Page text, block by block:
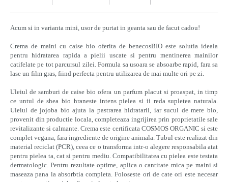
Acum si in varianta mini, usor de purtat in geanta sau de facut cadou!
Crema de maini cu caise bio oferita de benecosBIO este solutia ideala
pentru hidratarea rapida a pielii uscate si pentru mentinerea mainilor
catifelate pe tot parcursul zilei. Formula sa usoara se absoarbe rapid, fara sa
lase un film gras, fiind perfecta pentru utilizarea de mai multe ori pe zi.
Uleiul de samburi de caise bio ofera un parfum placut si proaspat, in timp
ce untul de shea bio hraneste intens pielea si ii reda supletea naturala.
Uleiul de jojoba bio ajuta la pastrarea hidratarii, iar sucul de mere bio,
provenit din productie locala, completeaza ingrijirea prin proprietatile sale
revitalizante si calmante. Crema este certificata COSMOS ORGANIC si este
complet vegana, fara ingrediente de origine animala. Tubul este realizat din
material reciclat (PCR), ceea ce o transforma intr-o alegere responsabila atat
pentru pielea ta, cat si pentru mediu. Compatibilitatea cu pielea este testata
dermatologic. Pentru rezultate optime, aplica o cantitate mica pe maini si
maseaza pana la absorbtia completa. Foloseste ori de cate ori este necesar